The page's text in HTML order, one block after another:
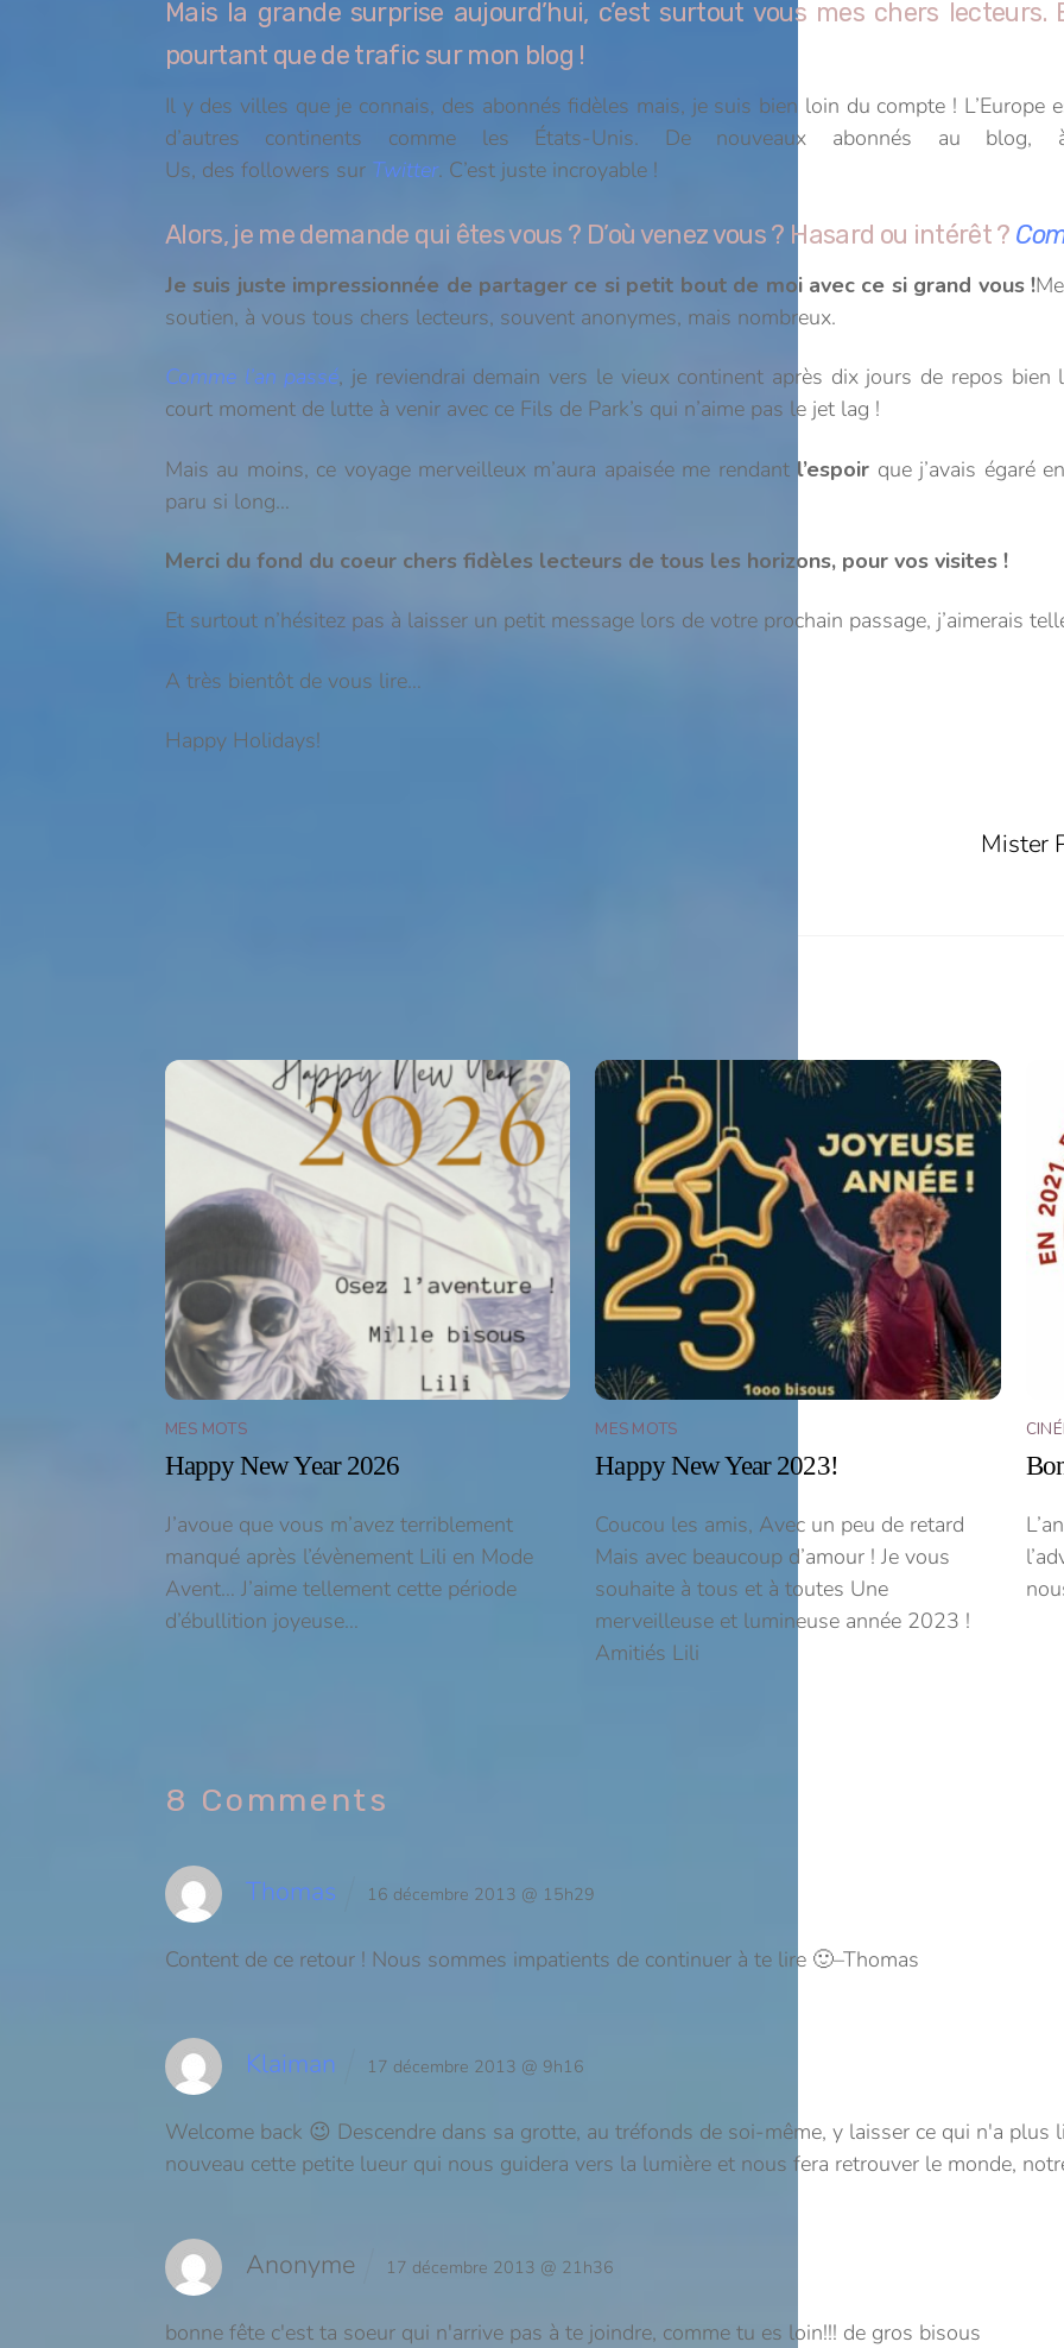
Mais la grande surprise aujourd’hui, c’est surtout vous mes chers
pourtant que de trafic sur mon blog !
Il y des villes que je connais, des abonnés fidèles mais, je suis bien loin du compte ! L’Europe
d’autres continents comme les États-Unis. De nouveaux abonnés au
Us, des followers sur Twitter. C’est juste incroyable !
Alors, je me demande qui êtes vous ? D’où venez vous ? Hasard ou intérêt ?
Je suis juste impressionnée de partager ce si petit bout de moi avec ce si grand vous !
soutien, à vous tous chers lecteurs, souvent anonymes, mais nombreux.
Comme l’an passé, je reviendrai demain vers le vieux continent après dix jours de repos
court moment de lutte à venir avec ce Fils de Park’s qui n’aime pas le jet lag !
Mais au moins, ce voyage merveilleux m’aura apaisée me rendant l’espoir que j’avais égaré
paru si long…
Merci du fond du coeur chers fidèles lecteurs de tous les horizons, pour vos visites !
Et surtout n’hésitez pas à laisser un petit message lors de votre prochain passage, j’aimerais
A très bientôt de vous lire…
Happy Holidays!
Mister
MES MOTS
Happy New Year 2026
J’avoue que vous m’avez terriblement
manqué après l’évènement Lili en Mode
Avent… J’aime tellement cette période
d’ébullition joyeuse…
MES MOTS
Happy New Year 2023!
Coucou les amis, Avec un peu de retard
Mais avec beaucoup d’amour ! Je vous
souhaite à tous et à toutes Une
merveilleuse et lumineuse année 2023 !
Amitiés Lili
8 Comments
Thomas 16 décembre 2013 @ 15h29
Content de ce retour ! Nous sommes impatients de continuer à te lire 🙂–Thomas
Klaiman 17 décembre 2013 @ 9h16
Welcome back 😉 Descendre dans sa grotte, au tréfonds de soi-même, y laisser ce qui n'a plus
nouveau cette petite lueur qui nous guidera vers la lumière et nous fera retrouver le monde,
Anonyme 17 décembre 2013 @ 21h36
bonne fête c'est ta soeur qui n'arrive pas à te joindre, comme tu es loin!!! de gros bisous